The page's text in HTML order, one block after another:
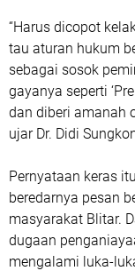
“Harus dicopot
tau aturan hukum
sebagai sosok
gayanya seperti
dan diberi amanah
ujar Dr. Didi
Pernyataan keras
beredarnya pesan
masyarakat Blitar.
dugaan
mengalami luka-